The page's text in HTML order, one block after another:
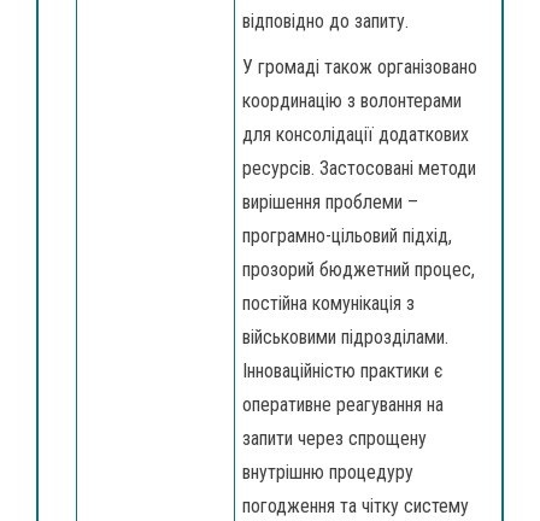
відповідно до запиту.
У громаді також організовано
координацію з волонтерами
для консолідації додаткових
ресурсів. Застосовані методи
вирішення проблеми –
програмно-цільовий підхід,
прозорий бюджетний процес,
постійна комунікація з
військовими підрозділами.
Інноваційністю практики є
оперативне реагування на
запити через спрощену
внутрішню процедуру
погодження та чітку систему